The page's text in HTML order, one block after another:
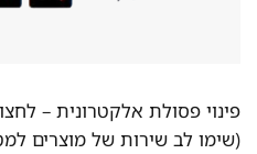
פינוי פסולת אלקטרונית –לחצו
(שימו לב שירות של מוצרים